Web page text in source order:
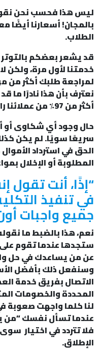
ليس هذا فحسب نحن
بالمجان! أسعارنا أيضًا
الطلاب.
قد يشعر بعضكم
خدمتنا لأول مرة، ولكن
لمراجعة طلبك أكثر من
نعترف بأن هذا نادرًا ما
أكثر من 97٪ من عملائنا راضون عن الخدمات التي نقدمها.
حال وجود أي شكاوى أو
سريعًا سويًا. لم يكن
الحق في استرداد
المطلوبة أو الإخلال
“إذًا، أنت تقول
في تنفيذ
جميع واجبات
نعم، هذا بالضبط ما
ستجدها عندما تقوم
عن من يساعدك في حل
وسنفعل ذلك بأفضل
الاتصال بفريق خدمة
المحددة والخصومات
لنا كلما واجهت صعوبة
عندما تسأل نفسك “من
فلا تتردد في اختيار
الإطلاق.